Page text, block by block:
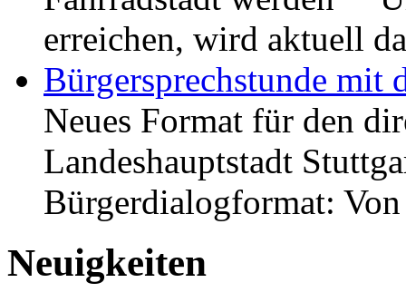
erreichen, wird aktuell
Bürgersprechstunde mit
Neues Format für den
Landeshauptstadt
Bürgerdialogformat:
Neuigkeiten